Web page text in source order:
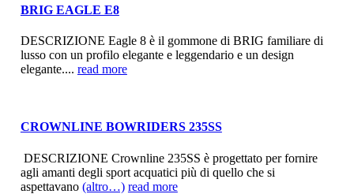
BRIG EAGLE E8
DESCRIZIONE Eagle 8 è il gommone di BRIG familiare di
lusso con un profilo elegante e leggendario e un design
elegante.... read more
CROWNLINE BOWRIDERS 235SS
DESCRIZIONE Crownline 235SS è progettato per fornire
agli amanti degli sport acquatici più di quello che si
aspettavano (altro…) read more